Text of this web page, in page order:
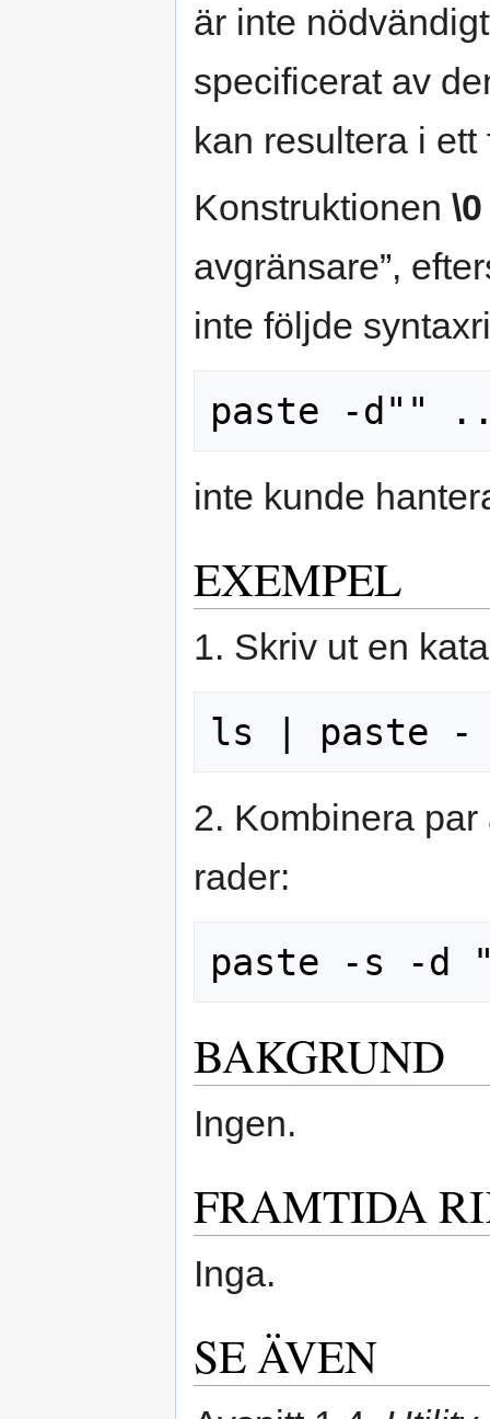
är inte
specificerat av
kan resultera i ett
Konstruktionen \0
avgränsare”,
inte följde
inte kunde
EXEMPEL
1. Skriv ut en
2. Kombinera
rader:
BAKGRUND
Ingen.
FRAMTIDA
Inga.
SE ÄVEN